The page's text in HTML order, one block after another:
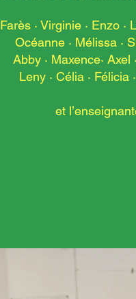
Farès · Virginie · Enzo ·
Océanne · Mélissa ·
Abby · Maxence· Axel
Leny · Célia · Félicia
et